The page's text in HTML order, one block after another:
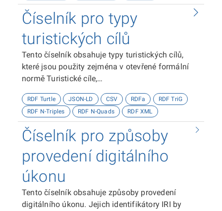
Číselník pro typy
turistických cílů
Tento číselník obsahuje typy turistických cílů,
které jsou použity zejména v otevřené formální
normě Turistické cíle,
RDF Turtle JSON-LD CSV RDFa
RDF TriG
RDF N-Triples
RDF N-Quads RDF XML
Číselník pro způsoby
provedení digitálního
úkonu
Tento číselník obsahuje způsoby provedení
digitálního úkonu. Jejich identifikátory IRI by